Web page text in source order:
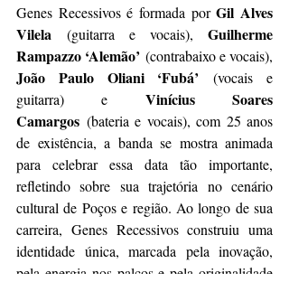
Genes Recessivos é formada por Gil Alves
Vilela (guitarra e vocais), Guilherme
Rampazzo ‘Alemão’
João Paulo Oliani ‘Fubá’ (vocais e
guitarra) e Vinícius Soares
Camargos (bateria e vocais), com 25 anos
de existência, a banda se mostra animada
para celebrar essa data tão importante,
refletindo sobre sua trajetória no cenário
cultural de Poços e região. Ao longo de sua
carreira, Genes Recessivos construiu uma
identidade única, marcada pela inovação,
pela energia nos palcos e pela originalidade